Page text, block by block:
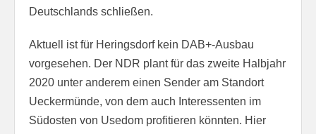
Deutschlands schließen.
Aktuell ist für Heringsdorf kein DAB+-Ausbau
vorgesehen. Der NDR plant für das zweite Halbjahr
2020 unter anderem einen Sender am Standort
Ueckermünde, von dem auch Interessenten im
Südosten von Usedom profitieren könnten. Hier